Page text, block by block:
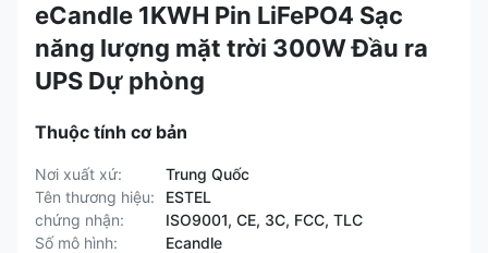
eCandle 1KWH Pin LiFePO4 Sạc
năng lượng mặt trời 300W Đầu ra
UPS Dự phòng
Thuộc tính cơ bản
Nơi xuất xứ:
Trung Quốc
Tên thương hiệu:
ESTEL
chứng nhận:
ISO9001, CE, 3C, FCC, TLC
Số mô hình:
Ecandle